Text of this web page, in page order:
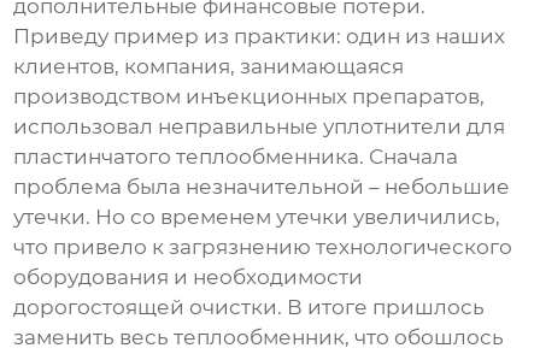
дополнительные финансовые потери.
Приведу пример из практики: один из наших
клиентов, компания, занимающаяся
производством инъекционных препаратов,
использовал неправильные уплотнители для
пластинчатого теплообменника. Сначала
проблема была незначительной – небольшие
утечки. Но со временем утечки увеличились,
что привело к загрязнению технологического
оборудования и необходимости
дорогостоящей очистки. В итоге пришлось
заменить весь теплообменник, что обошлось